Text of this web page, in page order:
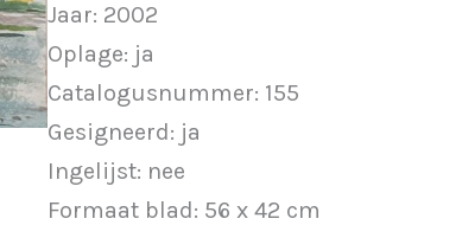
Jaar: 2002
Oplage: ja
Catalogusnummer: 155
Gesigneerd: ja
Ingelijst: nee
Formaat blad: 56 x 42 cm